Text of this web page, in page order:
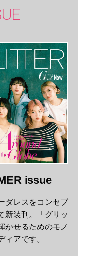
issue
ダレスをコンセプ
新装刊。「グリッ
かせるためのモノ
ィアです。